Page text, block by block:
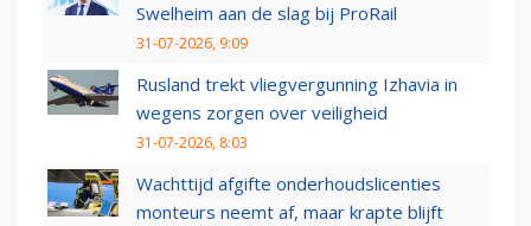
Swelheim aan de slag bij ProRail
31-07-2026, 9:09
Rusland trekt vliegvergunning Izhavia in
wegens zorgen over veiligheid
31-07-2026, 8:03
Wachttijd afgifte onderhoudslicenties
monteurs neemt af, maar krapte blijft